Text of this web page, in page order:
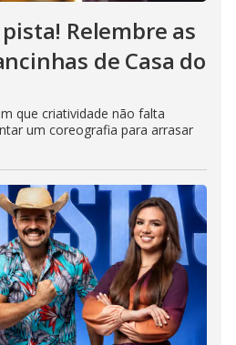
Relembre as
de Casa do
que criatividade não falta
um coreografia para arrasar